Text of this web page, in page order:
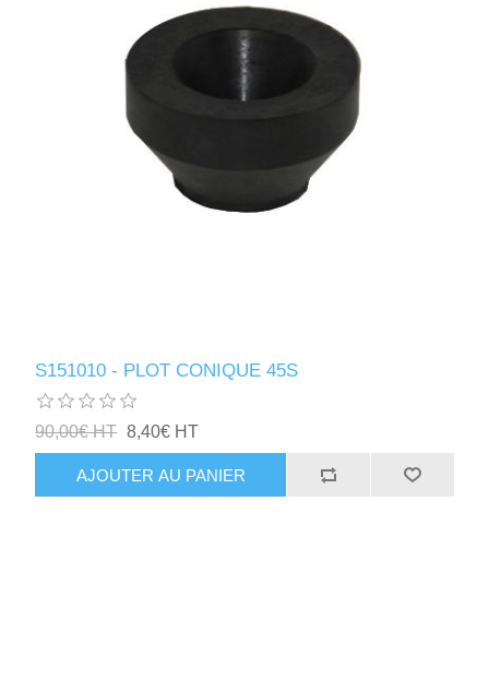
S151010 - PLOT CONIQUE 45S
90,00€ HT 8,40€ HT
AJOUTER AU PANIER